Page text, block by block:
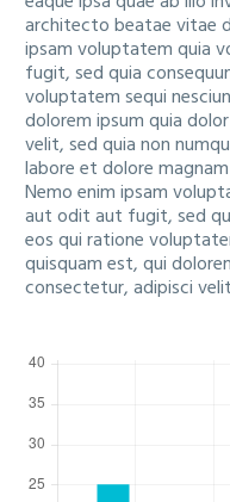
architecto beatae vitae
ipsam voluptatem quia
fugit, sed quia
voluptatem sequi
dolorem ipsum quia
velit, sed quia non
labore et dolore
Nemo enim ipsam
aut odit aut fugit, sed
eos qui ratione
quisquam est, qui
consectetur, adipisci